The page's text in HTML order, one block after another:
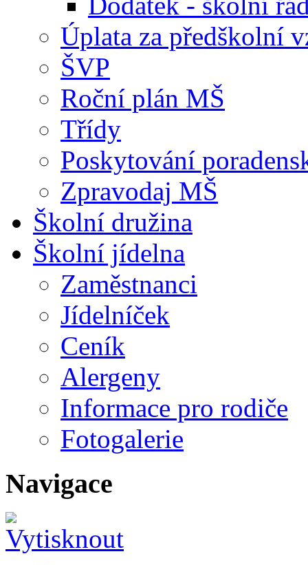
Úplata za předškolní
ŠVP
Roční plán MŠ
Třídy
Poskytování
Zpravodaj MŠ
Školní družina
Školní jídelna
Zaměstnanci
Jídelníček
Ceník
Alergeny
Informace pro rodiče
Fotogalerie
Navigace